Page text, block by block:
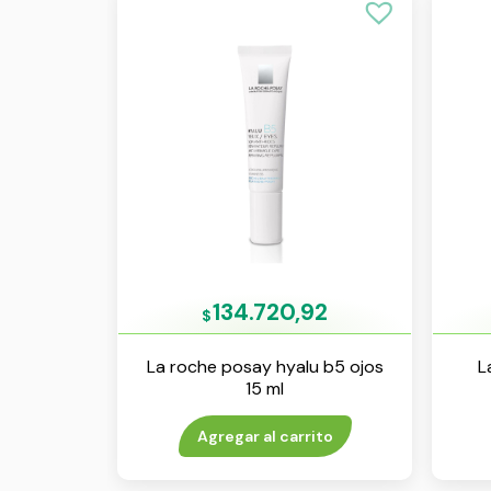
$134.720,92
La roche posay hyalu b5 ojos
15 ml
Agregar al carrito